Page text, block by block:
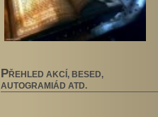
PŘEHLED AKCÍ, BESED,
AUTOGRAMIÁD ATD.